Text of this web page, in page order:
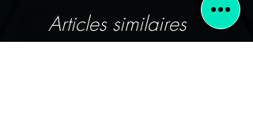
Articles similaires